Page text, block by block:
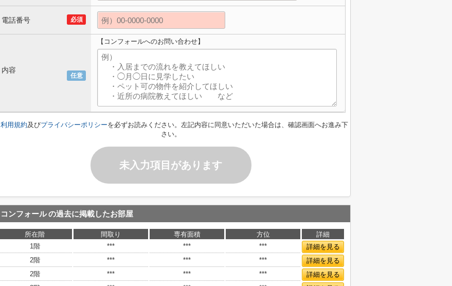
必須
電話番号
任意
内容
【コンフォールへのお問い合わせ】
利用規約及びプライバシーポリシーを必ずお読みください。左記内容に同意いただいた場合は、確認画面へお進み下
さい。
未入力項目があります
コンフォールの過去に掲載したお部屋
所在階 間取り 専有面積 方位
詳細
1階
*** *** ***
詳細を見る
2階
*** *** ***
詳細を見る
2階
*** *** ***
詳細を見る